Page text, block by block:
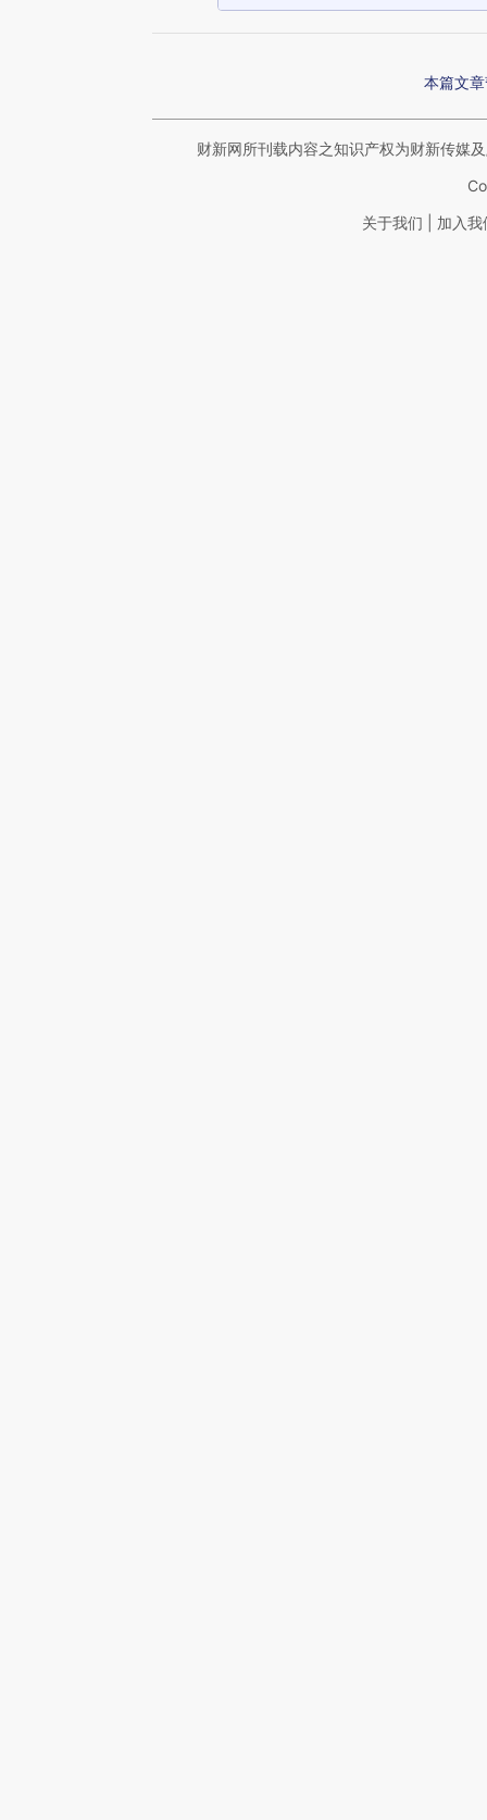
本篇文
财新网所刊载内容之知识产权为财新传媒
关于我们 加入我